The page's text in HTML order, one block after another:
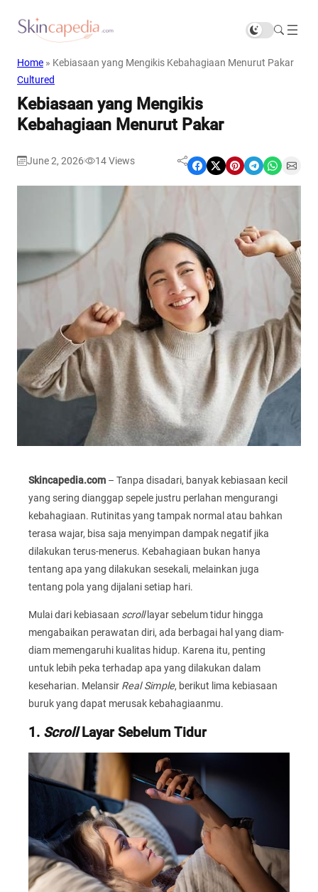
Home » Kebiasaan yang Mengikis Kebahagiaan Menurut Pakar
Cultured
Kebiasaan yang Mengikis
Kebahagiaan Menurut Pakar
June 2, 2026 14Views Share on Facebook Share on X Share on Pinterest Share on Telegram Share on WhatsApp Share on Email
Skincapedia.com – Tanpa disadari, banyak kebiasaan kecil
yang sering dianggap sepele justru perlahan mengurangi
kebahagiaan. Rutinitas yang tampak normal atau bahkan
terasa wajar, bisa saja menyimpan dampak negatif jika
dilakukan terus-menerus. Kebahagiaan bukan hanya
tentang apa yang dilakukan sesekali, melainkan juga
tentang pola yang dijalani setiap hari.
Mulai dari kebiasaan scrolllayar sebelum tidur hingga
mengabaikan perawatan diri, ada berbagai hal yang diam-
diam memengaruhi kualitas hidup. Karena itu, penting
untuk lebih peka terhadap apa yang dilakukan dalam
keseharian. Melansir Real Simple, berikut lima kebiasaan
buruk yang dapat merusak kebahagiaanmu.
1. ScrollLayar Sebelum Tidur